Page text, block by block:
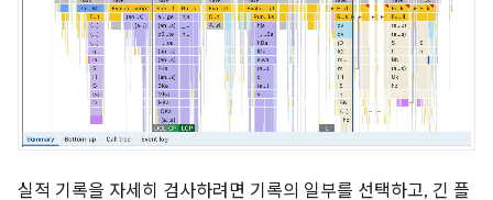
실적 기록을 자세히 검사하려면 기록의 일부를 선택하고, 긴 플